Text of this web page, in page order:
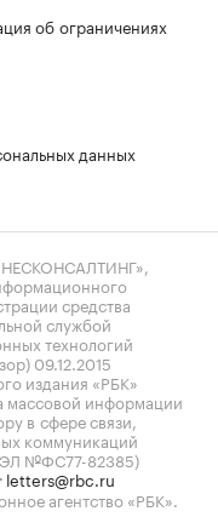
об ограничениях
данных
средства
службой
технологий
09.12.2015
издания «РБК»
массовой информации
в сфере связи,
коммуникаций
ЭЛ №ФС77-82385)
letters@rbc.ru
агентство «РБК».